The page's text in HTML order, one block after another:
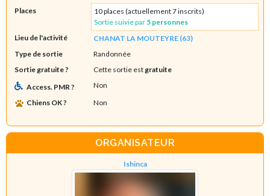
Places
10 places (actuellement 7 inscrits)
Sortie suivie par 5 personnes
Lieu de l'activité
CHANAT LA MOUTEYRE (63)
Type de sortie
Randonnée
Sortie gratuite ?
Cette sortie est gratuite
Access. PMR ?
Non
Chiens OK ?
Non
ORGANISATEUR
Ishinca